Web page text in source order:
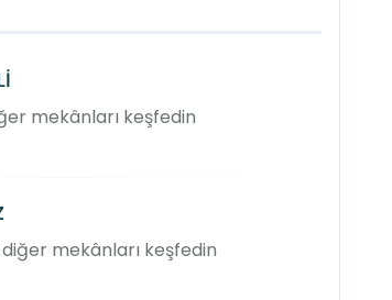
mekânları keşfedin
mekânları keşfedin